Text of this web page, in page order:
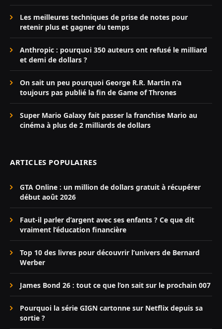
Les meilleures techniques de prise de notes pour
retenir plus et gagner du temps
Anthropic : pourquoi 350 auteurs ont refusé le milliard
et demi de dollars ?
On sait un peu pourquoi George R.R. Martin n’a
toujours pas publié la fin de Game of Thrones
Super Mario Galaxy fait passer la franchise Mario au
cinéma à plus de 2 milliards de dollars
ARTICLES POPULAIRES
GTA Online : un million de dollars gratuit à récupérer
début août 2026
Faut-il parler d’argent avec ses enfants ? Ce que dit
vraiment l’éducation financière
Top 10 des livres pour découvrir l’univers de Bernard
Werber
James Bond 26 : tout ce que l’on sait sur le prochain 007
Pourquoi la série GIGN cartonne sur Netflix depuis sa
sortie ?